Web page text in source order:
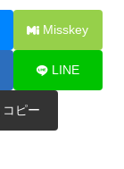
Misskey
LINE
コピー